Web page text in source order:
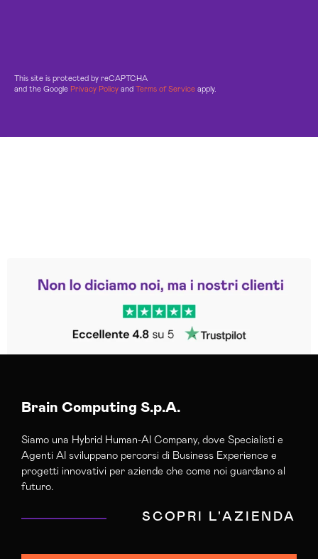
This site is protected by reCAPTCHA
and the Google Privacy Policy and Terms of Service apply.
Trustpilot
Brain Computing S.p.A.
Siamo una Hybrid Human-AI Company, dove Specialisti e
Agenti AI sviluppano percorsi di Business Experience e
progetti innovativi per aziende che come noi guardano al
futuro.
SCOPRI L'AZIENDA